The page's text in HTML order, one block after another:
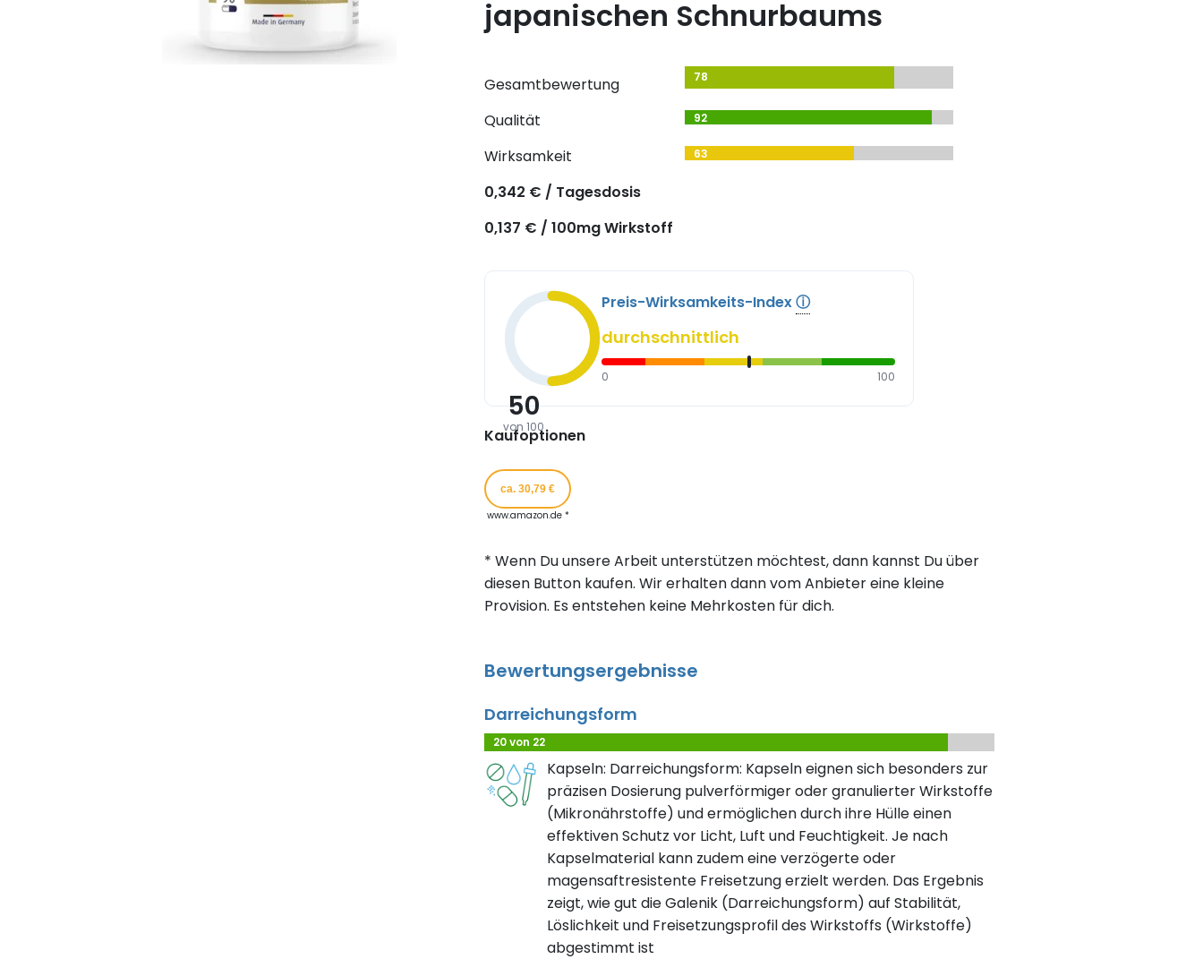
japanischen Schnurbaums
Gesamtbewertung 78
Qualität 92
Wirksamkeit 63
0,342 € / Tagesdosis
0,137 € / 100mg Wirkstoff
50
von 100
Preis-Wirksamkeits-Indexⓘ
durchschnittlich
0 100
Kaufoptionen
ca. 30,79 €
www.amazon.de *
* Wenn Du unsere Arbeit unterstützen möchtest, dann kannst Du über
diesen Button kaufen. Wir erhalten dann vom Anbieter eine kleine
Provision. Es entstehen keine Mehrkosten für dich.
Bewertungsergebnisse
Darreichungsform
20 von 22
Kapseln: Darreichungsform: Kapseln eignen sich besonders zur
präzisen Dosierung pulverförmiger oder granulierter Wirkstoffe
(Mikronährstoffe) und ermöglichen durch ihre Hülle einen
effektiven Schutz vor Licht, Luft und Feuchtigkeit. Je nach
Kapselmaterial kann zudem eine verzögerte oder
magensaftresistente Freisetzung erzielt werden. Das Ergebnis
zeigt, wie gut die Galenik (Darreichungsform) auf Stabilität,
Löslichkeit und Freisetzungsprofil des Wirkstoffs (Wirkstoffe)
abgestimmt ist